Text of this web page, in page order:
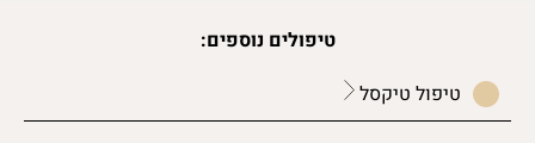
טיפולים נוספים:
טיפול טיקסל